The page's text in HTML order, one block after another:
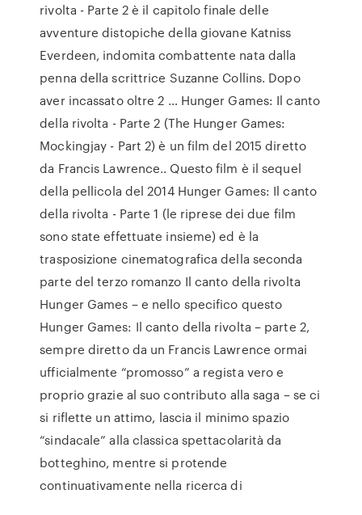
rivolta - Parte 2 è il capitolo finale delle
avventure distopiche della giovane Katniss
Everdeen, indomita combattente nata dalla
penna della scrittrice Suzanne Collins. Dopo
aver incassato oltre 2 … Hunger Games: Il canto
della rivolta - Parte 2 (The Hunger Games:
Mockingjay - Part 2) è un film del 2015 diretto
da Francis Lawrence.. Questo film è il sequel
della pellicola del 2014 Hunger Games: Il canto
della rivolta - Parte 1 (le riprese dei due film
sono state effettuate insieme) ed è la
trasposizione cinematografica della seconda
parte del terzo romanzo Il canto della rivolta
Hunger Games – e nello specifico questo
Hunger Games: Il canto della rivolta – parte 2,
sempre diretto da un Francis Lawrence ormai
ufficialmente “promosso” a regista vero e
proprio grazie al suo contributo alla saga – se ci
si riflette un attimo, lascia il minimo spazio
“sindacale” alla classica spettacolarità da
botteghino, mentre si protende
continuativamente nella ricerca di